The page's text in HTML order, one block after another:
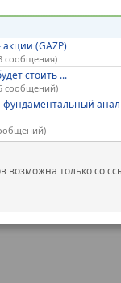
акции (GAZP)
сообщения)
стоить ...
сообщений)
фундаментальный
только со